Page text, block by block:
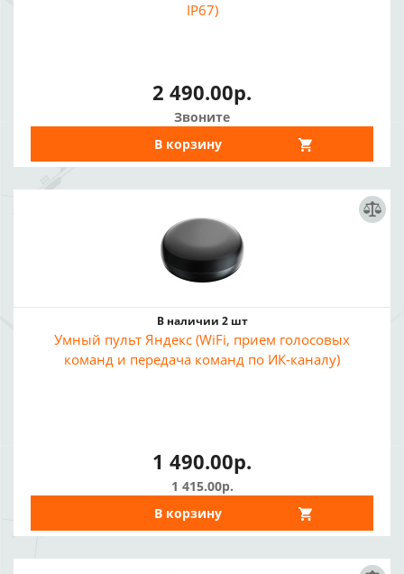
IP67)
2 490.00р.
Звоните
В корзину
В наличии 2 шт
Умный пульт Яндекс (WiFi, прием голосовых
команд и передача команд по ИК-каналу)
1 490.00р.
1 415.00р.
В корзину